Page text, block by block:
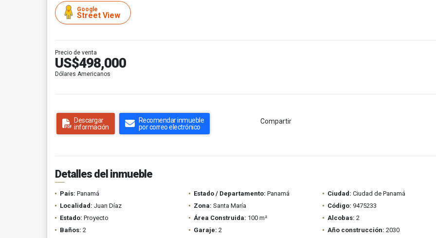
Google
Street View
Precio de venta
US$498,000
Dólares Americanos
Descargar
información
Recomendar inmueble
por correo electrónico
Compartir
Detalles del inmueble
País: Panamá Estado / Departamento: Panamá Ciudad: Ciudad de Panamá
Localidad: Juan Díaz Zona: Santa María Código: 9475233
Estado: Proyecto Área Construida: 100 m² Alcobas: 2
Baños: 2 Garaje: 2 Año construcción: 2030